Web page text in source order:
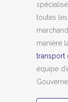
toutes
manière
transport
équipe